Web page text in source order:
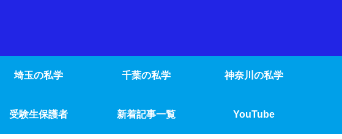
埼玉の私学 千葉の私学 神奈川の私学
受験生保護者 新着記事一覧 YouTube